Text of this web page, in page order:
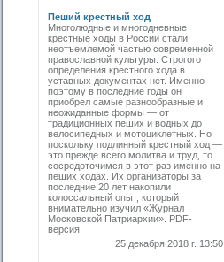
Пеший крестный ход
Многолюдные и многодневные
крестные ходы в России стали
неотъемлемой частью современной
православной культуры. Строгого
определения крестного хода в
уставных документах нет. Именно
поэтому в последние годы он
приобрел самые разнообразные и
неожиданные формы — от
традиционных пеших и водных до
велосипедных и мотоциклетных. Но
поскольку подлинный крестный ход —
это прежде всего молитва и труд, то
сосредоточимся в этот раз именно на
пеших ходах. Их организаторы за
последние 20 лет накопили
колоссальный опыт, который
внимательно изучил «Журнал
Московской Патриархии». PDF-
версия
25 декабря 2018 г. 13:50